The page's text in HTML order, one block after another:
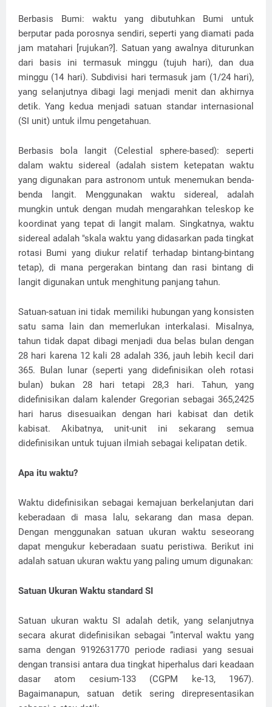
Berbasis Bumi: waktu yang dibutuhkan Bumi untuk
berputar pada porosnya sendiri, seperti yang diamati pada
jam matahari [rujukan?]. Satuan yang awalnya diturunkan
dari basis ini termasuk minggu (tujuh hari), dan dua
minggu (14 hari). Subdivisi hari termasuk jam (1/24 hari),
yang selanjutnya dibagi lagi menjadi menit dan akhirnya
detik. Yang kedua menjadi satuan standar internasional
(SI unit) untuk ilmu pengetahuan.
Berbasis bola langit (Celestial sphere-based): seperti
dalam waktu sidereal (adalah sistem ketepatan waktu
yang digunakan para astronom untuk menemukan benda-
benda langit. Menggunakan waktu sidereal, adalah
mungkin untuk dengan mudah mengarahkan teleskop ke
koordinat yang tepat di langit malam. Singkatnya, waktu
sidereal adalah "skala waktu yang didasarkan pada tingkat
rotasi Bumi yang diukur relatif terhadap bintang-bintang
tetap), di mana pergerakan bintang dan rasi bintang di
langit digunakan untuk menghitung panjang tahun.
Satuan-satuan ini tidak memiliki hubungan yang konsisten
satu sama lain dan memerlukan interkalasi. Misalnya,
tahun tidak dapat dibagi menjadi dua belas bulan dengan
28 hari karena 12 kali 28 adalah 336, jauh lebih kecil dari
365. Bulan lunar (seperti yang didefinisikan oleh rotasi
bulan) bukan 28 hari tetapi 28,3 hari. Tahun, yang
didefinisikan dalam kalender Gregorian sebagai 365,2425
hari harus disesuaikan dengan hari kabisat dan detik
kabisat. Akibatnya, unit-unit ini sekarang semua
didefinisikan untuk tujuan ilmiah sebagai kelipatan detik.
Apa itu waktu?
Waktu didefinisikan sebagai kemajuan berkelanjutan dari
keberadaan di masa lalu, sekarang dan masa depan.
Dengan menggunakan satuan ukuran waktu seseorang
dapat mengukur keberadaan suatu peristiwa. Berikut ini
adalah satuan ukuran waktu yang paling umum digunakan:
Satuan Ukuran Waktu standard SI
Satuan ukuran waktu SI adalah detik, yang selanjutnya
secara akurat didefinisikan sebagai “interval waktu yang
sama dengan 9192631770 periode radiasi yang sesuai
dengan transisi antara dua tingkat hiperhalus dari keadaan
dasar atom cesium-133 (CGPM ke-13, 1967).
Bagaimanapun, satuan detik sering direpresentasikan